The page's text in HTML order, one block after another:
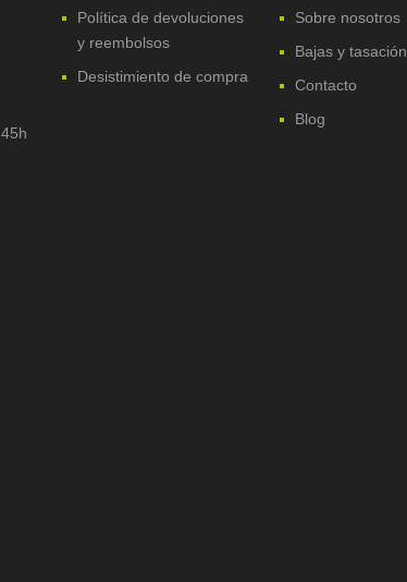
Política de devoluciones
y reembolsos
Desistimiento de compra
Sobre nosotros
Bajas y tasación
Contacto
Blog